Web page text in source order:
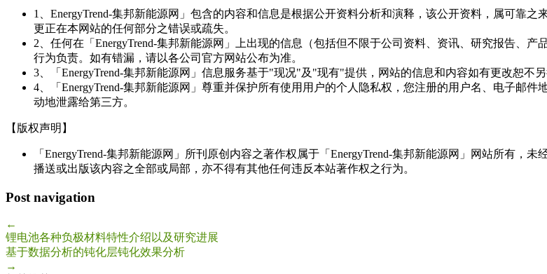
1、EnergyTrend-集邦新能源网」包含的内容和信息是根据公开资料分析和演释，该公开资料，属可靠
更正在本网站的任何部分之错误或疏失。
2、任何在「EnergyTrend-集邦新能源网」上出现的信息（包括但不限于公司资料、资讯、研究报告、
行为负责。如有错漏，请以各公司官方网站公布为准。
3、「EnergyTrend-集邦新能源网」信息服务基于"现况"及"现有"提供，网站的信息和内容如有更改恕不另
4、「EnergyTrend-集邦新能源网」尊重并保护所有使用用户的个人隐私权，您注册的用户名、电子邮
动地泄露给第三方。
【版权声明】
「EnergyTrend-集邦新能源网」所刊原创内容之著作权属于「EnergyTrend-集邦新能源网」网站所有，
播送或出版该内容之全部或局部，亦不得有其他任何违反本站著作权之行为。
Post navigation
←
锂电池各种负极材料特性介绍以及研究进展
基于数据分析的钝化层钝化效果分析
→